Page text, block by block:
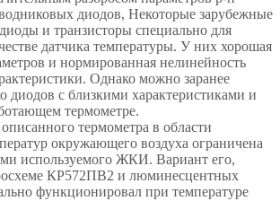
диодов, Некоторые зарубежные
и транзисторы специально для
датчика температуры. У них хорошая
и нормированная нелинейность
Однако можно заранее
диодов с близкими характеристиками и
термометре.
термометра в области
окружающего воздуха ограничена
используемого ЖКИ. Вариант его,
КР572ПВ2 и люминесцентных
функционировал при температуре